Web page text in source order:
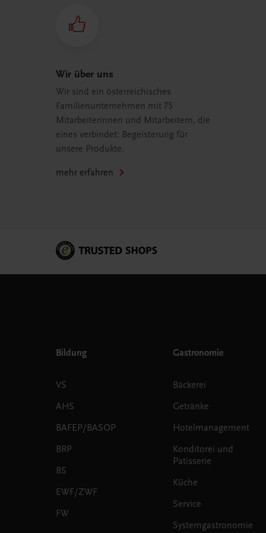
Wir über uns
Wir sind ein österreichisches
Familienunternehmen mit 75
Mitarbeiterinnen und Mitarbeitern, die
eines verbindet: Begeisterung für
unsere Produkte.
mehr erfahren
Bildung
VS
AHS
BAFEP/BASOP
BRP
BS
EWF/ZWF
FW
Gastronomie
Bäckerei
Getränke
Hotelmanagement
Konditorei und
Patisserie
Küche
Service
Systemgastronomie